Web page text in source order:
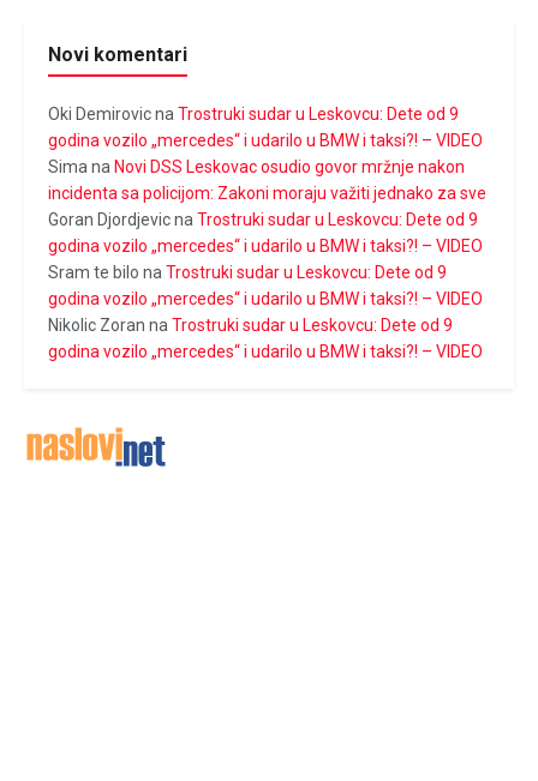
Novi komentari
Oki DemirovicnaTrostruki sudar u Leskovcu: Dete od 9
godina vozilo „mercedes“ i udarilo u BMW i taksi?! – VIDEO
Simana Novi DSS Leskovac osudio govor mržnje nakon
incidenta sa policijom: Zakoni moraju važiti jednako za sve
Goran DjordjevicnaTrostruki sudar u Leskovcu: Dete od 9
godina vozilo „mercedes“ i udarilo u BMW i taksi?! – VIDEO
Sram te bilo naTrostruki sudar u Leskovcu: Dete od 9
godina vozilo „mercedes“ i udarilo u BMW i taksi?! – VIDEO
Nikolic Zoran naTrostruki sudar u Leskovcu: Dete od 9
godina vozilo „mercedes“ i udarilo u BMW i taksi?! – VIDEO